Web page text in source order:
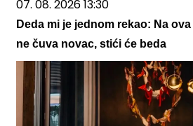
07. 08. 2026 13:30
Deda mi je jednom rekao: Na
ne čuva novac, stići će beda